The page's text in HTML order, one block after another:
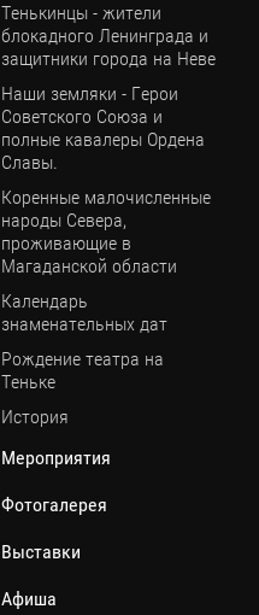
Тенькинцы - жители
блокадного Ленинграда и
защитники города на Неве
Наши земляки - Герои
Советского Союза и
полные кавалеры Ордена
Славы.
Коренные малочисленные
народы Севера,
проживающие в
Магаданской области
Календарь
знаменательных дат
Рождение театра на
Теньке
История
Мероприятия
Фотогалерея
Выставки
Афиша